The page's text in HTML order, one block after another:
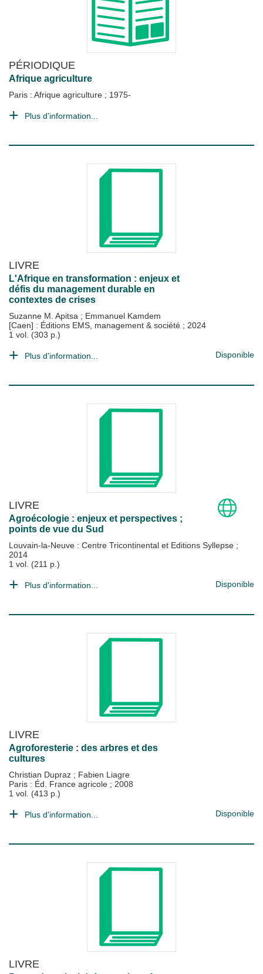
PÉRIODIQUE
Afrique agriculture
Paris : Afrique agriculture ; 1975-
Plus d'information...
LIVRE
L'Afrique en transformation : enjeux et
défis du management durable en
contextes de crises
Suzanne M. Apitsa ; Emmanuel Kamdem
[Caen] : Éditions EMS, management & société ; 2024
1 vol. (303 p.)
Plus d'information... Disponible
LIVRE
Agroécologie : enjeux et perspectives ;
points de vue du Sud
Louvain-la-Neuve : Centre Tricontinental et Editions Syllepse ;
2014
1 vol. (211 p.)
Plus d'information... Disponible
LIVRE
Agroforesterie : des arbres et des
cultures
Christian Dupraz ; Fabien Liagre
Paris : Éd. France agricole ; 2008
1 vol. (413 p.)
Plus d'information... Disponible
LIVRE